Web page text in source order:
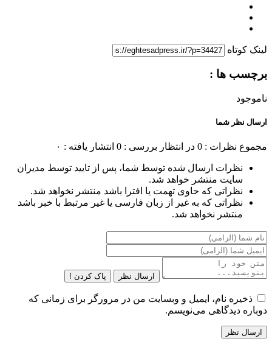
لینک کوتاه
برچسب ها :
ناموجود
ارسال نظر شما
مجموع نظرات : 0 در انتظار بررسی : 0 انتشار یافته : ۰
نظرات ارسال شده توسط شما، پس از تایید توسط مدیران
سایت منتشر خواهد شد.
نظراتی که حاوی تهمت یا افترا باشد منتشر نخواهد شد.
نظراتی که به غیر از زبان فارسی یا غیر مرتبط با خبر باشد
منتشر نخواهد شد.
ارسال نظر پاک کردن !
ذخیره نام، ایمیل و وبسایت من در مرورگر برای زمانی که
دوباره دیدگاهی می‌نویسم.